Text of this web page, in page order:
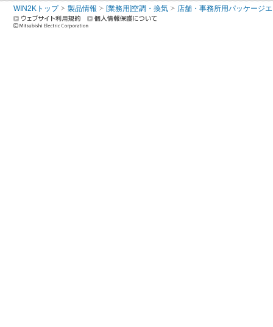
WIN2Kトップ 製品情報 [業務用]空調・換気 店舗・事務所用パッケージ